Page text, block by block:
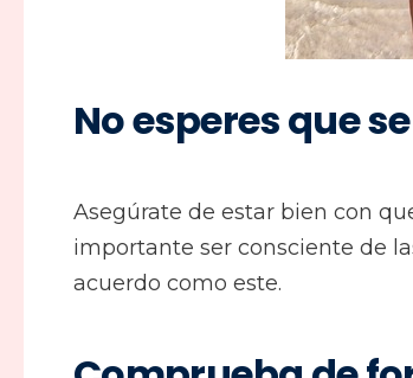
No esperes que
Asegúrate de estar bien con
importante ser consciente de
acuerdo como este.